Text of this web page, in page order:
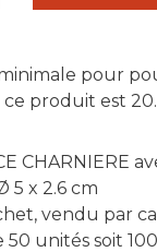
pour
produit est 20.
CHARNIERE
5 x 2.6 cm
vendu par
50 unités soit